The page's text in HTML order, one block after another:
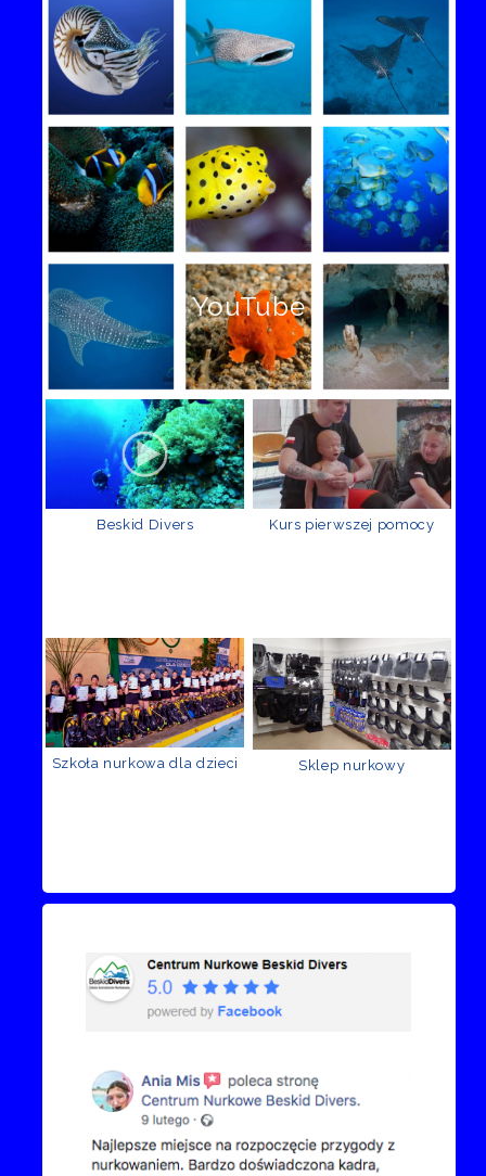
YouTube
Beskid Divers Kurs pierwszej pomocy
Szkoła nurkowa dla dzieci Sklep nurkowy